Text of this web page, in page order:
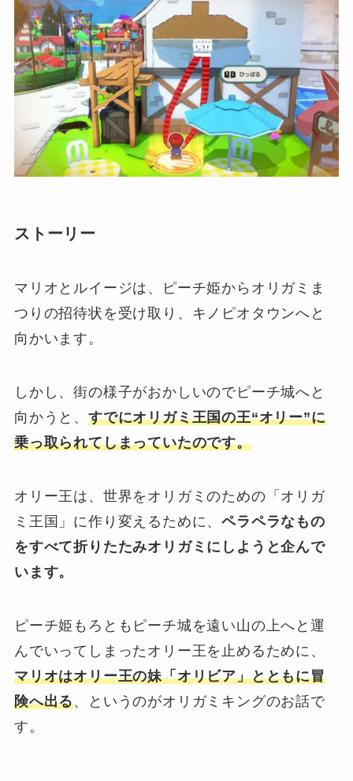
ストーリー
マリオとルイージは、ピーチ姫からオリガミま
つりの招待状を受け取り、キノピオタウンへと
向かいます。
しかし、街の様子がおかしいのでピーチ城へと
向かうと、 すでにオリガミ王国の王“オリー”に
乗っ取られてしまっていたのです。
オリー王は、世界をオリガミのための「オリガ
ミ王国」に作り変えるために、ペラペラなもの
をすべて折りたたみオリガミにしようと企んで
います。
ピーチ姫もろともピーチ城を遠い山の上へと運
んでいってしまったオリー王を止めるために、
マリオはオリー王の妹「オリビア」とともに冒
険へ出る、というのがオリガミキングのお話で
す。